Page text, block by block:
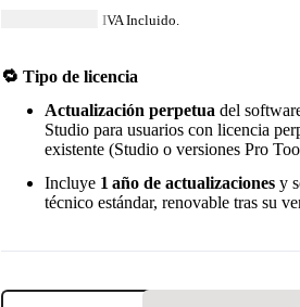
IVA Incluido.
🔁 Tipo de licencia
Actualización perpetua del
Studio para usuarios con licencia
existente (Studio o versiones Pro
Incluye 1 año de actualizaciones y
técnico estándar, renovable tras su